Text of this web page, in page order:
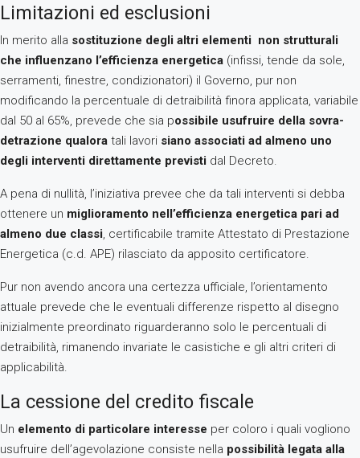
Limitazioni ed esclusioni
In merito alla sostituzione degli altri elementi non strutturali
che influenzano l’efficienza energetica (infissi, tende da sole,
serramenti, finestre, condizionatori) il Governo, pur non
modificando la percentuale di detraibilità finora applicata, variabile
dal 50 al 65%, prevede che sia possibile usufruire della sovra-
detrazione qualora tali lavori siano associati ad almeno uno
degli interventi direttamente previsti dal Decreto.
A pena di nullità, l’iniziativa prevee che da tali interventi si debba
ottenere un miglioramento nell’efficienza energetica pari ad
almeno due classi, certificabile tramite Attestato di Prestazione
Energetica (c.d. APE) rilasciato da apposito certificatore.
Pur non avendo ancora una certezza ufficiale, l’orientamento
attuale prevede che le eventuali differenze rispetto al disegno
inizialmente preordinato riguarderanno solo le percentuali di
detraibilità, rimanendo invariate le casistiche e gli altri criteri di
applicabilità.
La cessione del credito fiscale
Un elemento di particolare interesse per coloro i quali vogliono
usufruire dell’agevolazione consiste nella possibilità legata alla